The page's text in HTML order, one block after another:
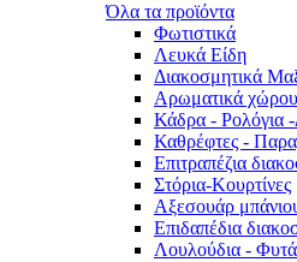
Όλα τα προϊόντα
Φωτιστικά
Λευκά Είδη
Διακοσμητικά
Αρωματικά
Κάδρα - Ρολόγια -
Καθρέφτες -
Επιτραπέζια
Στόρια-Κουρτίνες
Αξεσουάρ
Επιδαπέδια
Λουλούδια - Φυτά